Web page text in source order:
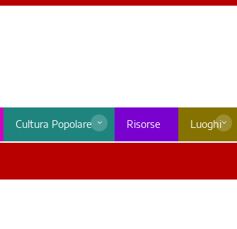
Cultura Popolare Risorse Luoghi